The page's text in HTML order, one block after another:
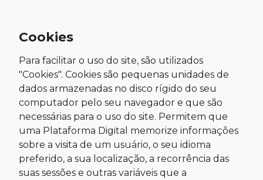
Cookies
Para facilitar o uso do site, são utilizados
"Cookies". Cookies são pequenas unidades de
dados armazenadas no disco rígido do seu
computador pelo seu navegador e que são
necessárias para o uso do site. Permitem que
uma Plataforma Digital memorize informações
sobre a visita de um usuário, o seu idioma
preferido, a sua localização, a recorrência das
suas sessões e outras variáveis que a